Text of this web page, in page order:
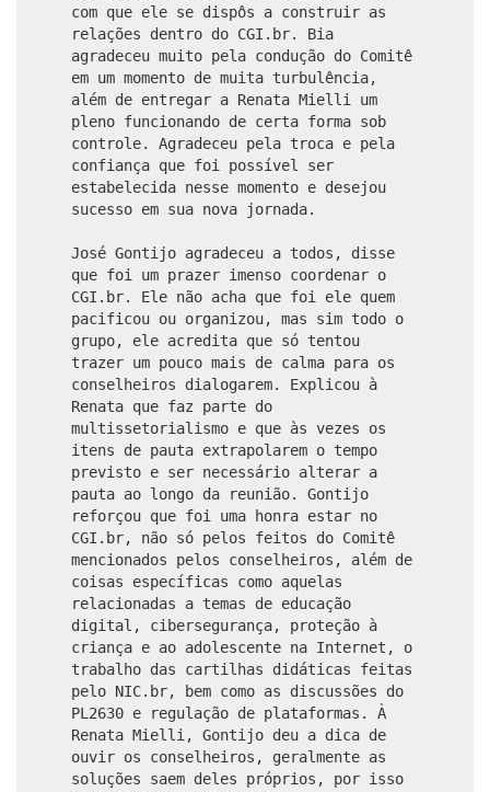
com que ele se dispôs a construir as
relações dentro do CGI.br. Bia
agradeceu muito pela condução do Comitê
em um momento de muita turbulência,
além de entregar a Renata Mielli um
pleno funcionando de certa forma sob
controle. Agradeceu pela troca e pela
confiança que foi possível ser
estabelecida nesse momento e desejou
sucesso em sua nova jornada.
José Gontijo agradeceu a todos, disse
que foi um prazer imenso coordenar o
CGI.br. Ele não acha que foi ele quem
pacificou ou organizou, mas sim todo o
grupo, ele acredita que só tentou
trazer um pouco mais de calma para os
conselheiros dialogarem. Explicou à
Renata que faz parte do
multissetorialismo e que às vezes os
itens de pauta extrapolarem o tempo
previsto e ser necessário alterar a
pauta ao longo da reunião. Gontijo
reforçou que foi uma honra estar no
CGI.br, não só pelos feitos do Comitê
mencionados pelos conselheiros, além de
coisas específicas como aquelas
relacionadas a temas de educação
digital, cibersegurança, proteção à
criança e ao adolescente na Internet, o
trabalho das cartilhas didáticas feitas
pelo NIC.br, bem como as discussões do
PL2630 e regulação de plataformas. À
Renata Mielli, Gontijo deu a dica de
ouvir os conselheiros, geralmente as
soluções saem deles próprios, por isso